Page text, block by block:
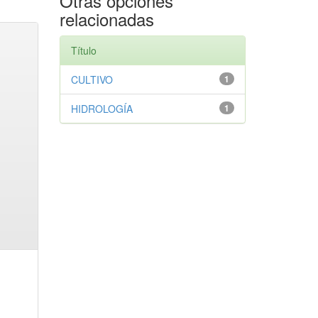
relacionadas
Título
1
CULTIVO
1
HIDROLOGÍA